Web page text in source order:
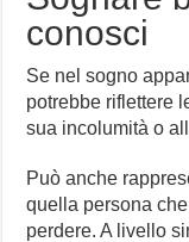
conosci
Se nel sogno
potrebbe riflettere
sua incolumità o
Può anche
quella persona
perdere. A livello